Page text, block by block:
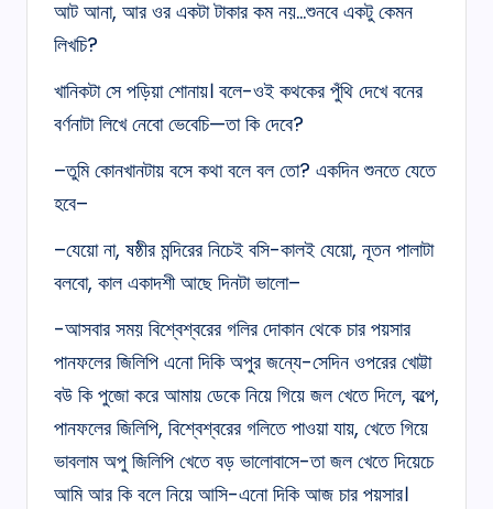
আট আনা, আর ওর একটা টাকার কম নয়…শুনবে একটু কেমন
লিখচি?
খানিকটা সে পড়িয়া শোনায়। বলে-ওই কথকের পুঁথি দেখে বনের
বর্ণনাটা লিখে নেবো ভেবেচি—তা কি দেবে?
–তুমি কোনখানটায় বসে কথা বলে বল তো? একদিন শুনতে যেতে
হবে–
–যেয়ো না, ষষ্ঠীর মন্দিরের নিচেই বসি-কালই যেয়ো, নূতন পালাটা
বলবো, কাল একাদশী আছে দিনটা ভালো–
-আসবার সময় বিশ্বেশ্বরের গলির দোকান থেকে চার পয়সার
পানফলের জিলিপি এনো দিকি অপুর জন্যে-সেদিন ওপরের খোট্টা
বউ কি পুজো করে আমায় ডেকে নিয়ে গিয়ে জল খেতে দিলে, বল্পে,
পানফলের জিলিপি, বিশ্বেশ্বরের গলিতে পাওয়া যায়, খেতে গিয়ে
ভাবলাম অপু জিলিপি খেতে বড় ভালোবাসে-তা জল খেতে দিয়েচে
আমি আর কি বলে নিয়ে আসি-এনো দিকি আজ চার পয়সার।